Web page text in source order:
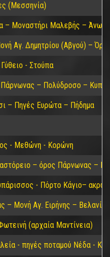
(Μεσσηνία)
– Μοναστήρι Μαλεβής – Άνω
Αγ. Δημητρίου (Αβγού) –
- Στούπα
– Πολύδροσο –
– Πηγές Ευρώτα – Πήδημα
- Μεθώνη - Κορώνη
– όρος Πάρνωνας –
- Πόρτο Κάγιο–
Μονή Αγ. Ειρήνης –
(αρχαία Μαντίνεια)
- πηγές ποταμού Νέδα -